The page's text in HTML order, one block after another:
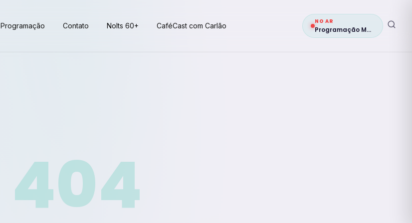
Programação Contato Nolts 60+ CaféCast com Carlão
NO AR
Programação Musical 2ª edição
404